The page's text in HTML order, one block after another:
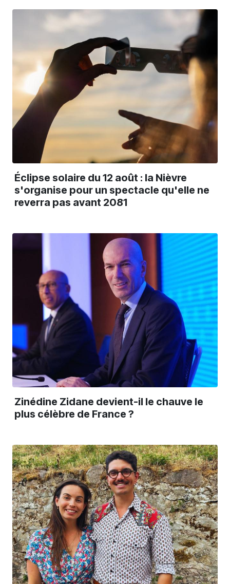
Éclipse solaire du 12 août : la Nièvre
s'organise pour un spectacle qu'elle ne
reverra pas avant 2081
Zinédine Zidane devient-il le chauve le
plus célèbre de France ?